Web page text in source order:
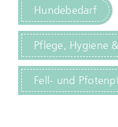
Hundebedarf
Pflege, Hygiene
Fell- und